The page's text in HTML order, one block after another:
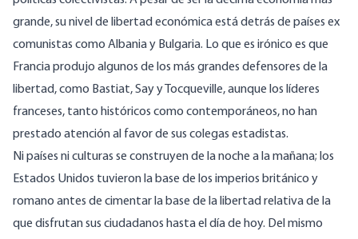
grande, su nivel de libertad económica estádetrás de países ex
comunistas como Albania y Bulgaria. Lo que es irónico es que
Francia produjo algunos de los más grandes defensores de la
libertad, como Bastiat,Sayy Tocqueville, aunque los líderes
franceses, tanto históricos como contemporáneos, no han
prestado atención al favor de sus colegas estadistas.
Ni países ni culturas se construyen de la noche a la mañana; los
Estados Unidos tuvieron la base de los imperios británico y
romano antes de cimentar la base de la libertad relativa de la
que disfrutan sus ciudadanos hasta el día de hoy. Del mismo